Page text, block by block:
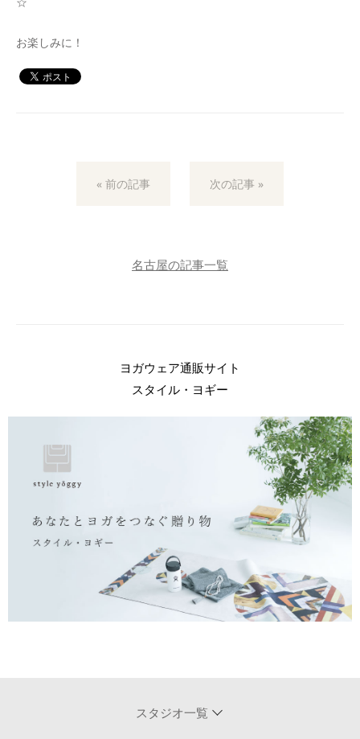
お楽しみに！
« 前の記事 次の記事 »
名古屋の記事一覧
ヨガウェア通販サイト
スタイル・ヨギー
スタジオ一覧